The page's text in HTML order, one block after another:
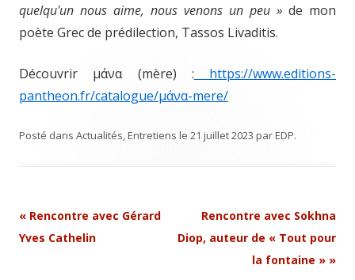
quelqu'un nous aime, nous venons un peu » de mon
poète Grec de prédilection, Tassos Livaditis.
Découvrir μάνα (mère) : https://www.editions-
pantheon.fr/catalogue/μάνα-mere/
Posté dans Actualités,Entretiens le 21 juillet 2023 parEDP.
Navigation
Article
« Rencontre avec Gérard
Yves Cathelin
Rencontre avec Sokhna
Diop, auteur de « Tout pour
la fontaine » »